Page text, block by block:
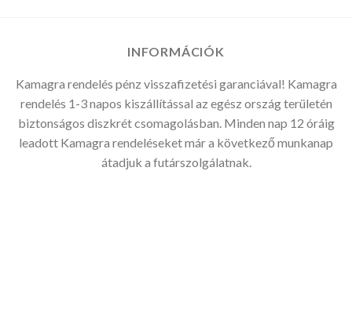
INFORMÁCIÓK
Kamagra rendelés pénz visszafizetési garanciával! Kamagra
rendelés 1-3 napos kiszállítással az egész ország területén
biztonságos diszkrét csomagolásban. Minden nap 12 óráig
leadott Kamagra rendeléseket már a következő munkanap
átadjuk a futárszolgálatnak.